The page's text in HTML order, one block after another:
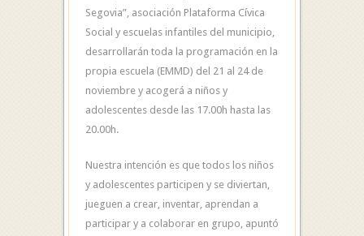
Segovia”, asociación Plataforma Cívica
Social y escuelas infantiles del municipio,
desarrollarán toda la programación en la
propia escuela (EMMD) del 21 al 24 de
noviembre y acogerá a niños y
adolescentes desde las 17.00h hasta las
20.00h.
Nuestra intención es que todos los niños
y adolescentes participen y se diviertan,
jueguen a crear, inventar, aprendan a
participar y a colaborar en grupo, apuntó